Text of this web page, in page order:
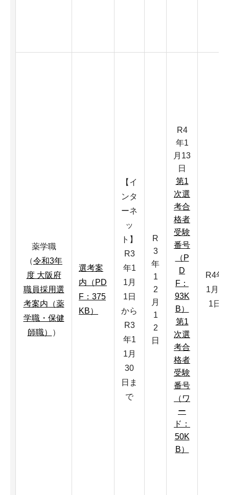
薬学職
（令和3年
度 大阪府
職員採用選
考案内（薬
学職・保健
師職）
）
選考案
内（PD
F：375
KB）
【イ
ンタ
ーネ
ッ
ト】
R3
年1
1月
1日
から
R3
年1
1月
30
日ま
で
R
3
年
1
2
月
1
2
日
R4
年1
月13
日
第1
次選
考合
格者
受験
番号
（P
D
F：
93K
B）
第1
次選
考合
格者
受験
番号
（ワ
ー
ド：
50K
B）
R4年
1月3
1日